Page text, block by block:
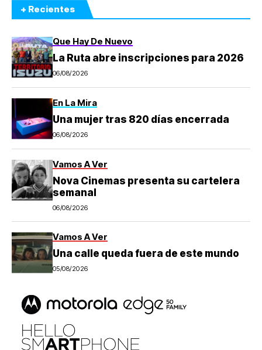
+ Recientes
Que Hay De Nuevo
La Ruta abre inscripciones para 2026
06/08/2026
En La Mira
Una mujer tras 820 días encerrada
06/08/2026
Vamos A Ver
Nova Cinemas presenta su cartelera
semanal
06/08/2026
Vamos A Ver
Una calle queda fuera de este mundo
05/08/2026